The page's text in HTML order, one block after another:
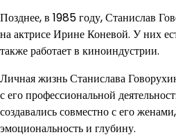
Позднее, в 1985 году, Станислав
на актрисе Ирине Коневой. У них
также работает в киноиндустрии.
Личная жизнь Станислава
с его профессиональной
создавались совместно с его
эмоциональность и глубину.